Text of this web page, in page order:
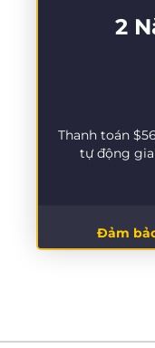
2
Thanh toán
tự động
Đảm